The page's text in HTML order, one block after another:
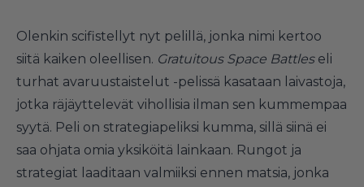
Olenkin scifistellyt nyt pelillä, jonka nimi kertoo
siitä kaiken oleellisen. Gratuitous Space Battleseli
turhat avaruustaistelut -pelissä kasataan laivastoja,
jotka räjäyttelevät vihollisia ilman sen kummempaa
syytä. Peli on strategiapeliksi kumma, sillä siinä ei
saa ohjata omia yksiköitä lainkaan. Rungot ja
strategiat laaditaan valmiiksi ennen matsia, jonka